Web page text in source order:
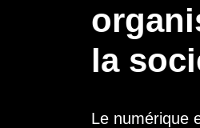
la
Le numérique